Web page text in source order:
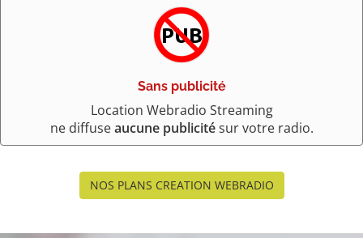
Sans publicité
Location Webradio Streaming
ne diffuseaucune publicitésur votre radio.
NOS PLANS CREATION WEBRADIO